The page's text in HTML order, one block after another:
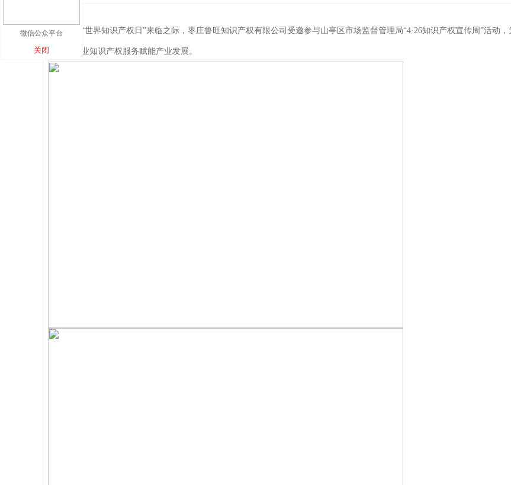
在第26个“世界知识产权日 ”来临之际，枣庄鲁旺知识产权有限公司受邀参与山亭区市场监督管理局“4·26知识产权宣传周”活动
务，以专业知识产权服务赋能产业发展。
微信公众平台
关闭